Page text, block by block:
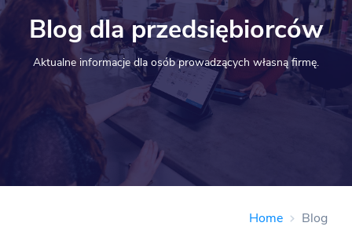
Blogdla przedsiębiorców
Aktualne informacje dla osób prowadzących własną firmę.
Home Blog